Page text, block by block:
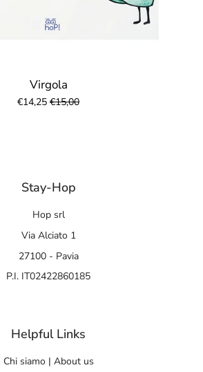
Virgola
€14,25 €15,00
Stay-Hop
Hop srl
Via Alciato 1
27100 - Pavia
P.I. IT02422860185
Helpful Links
Chi siamo | About us